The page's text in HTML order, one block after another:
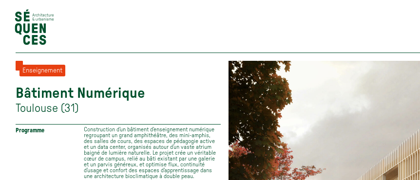
Bâtiment Numérique
Toulouse (31)
Enseignement
Programme
Construction d’un bâtiment d’enseignement numérique
regroupant un grand amphithéâtre, des mini-amphis,
des salles de cours, des espaces de pédagogie active
et un data center, organisés autour d’un vaste atrium
baigné de lumière naturelle. Le projet crée un véritable
cœur de campus, relié au bâti existant par une galerie
et un parvis généreux, et optimise flux, continuité
d’usage et confort des espaces d’apprentissage dans
une architecture bioclimatique à double peau.